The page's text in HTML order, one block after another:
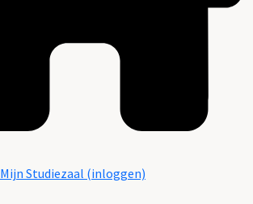
Mijn Studiezaal (inloggen)